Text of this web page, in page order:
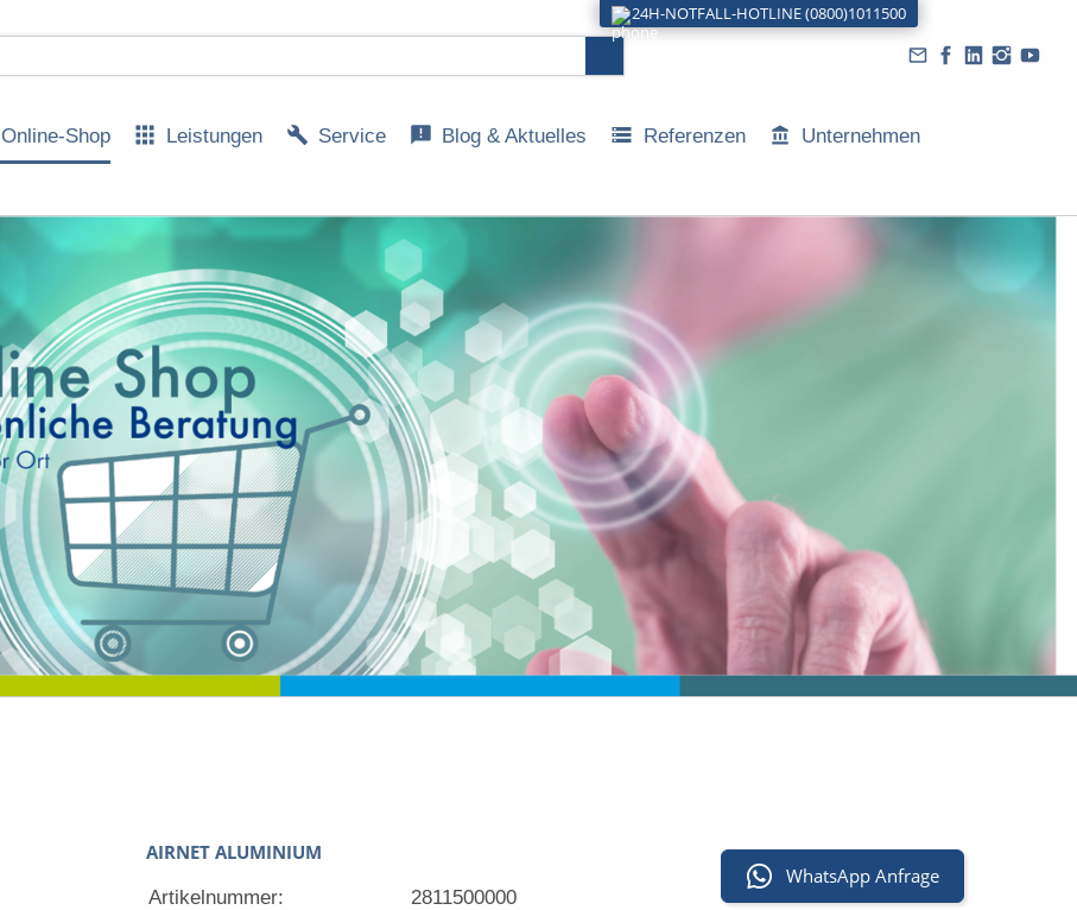
Online-Shop Leistungen Service Blog & Aktuelles Referenzen Unternehmen
AIRNET ALUMINIUM
Artikelnummer:
2811500000
WhatsApp Anfrage
24H-NOTFALL-HOTLINE (0800)1011500